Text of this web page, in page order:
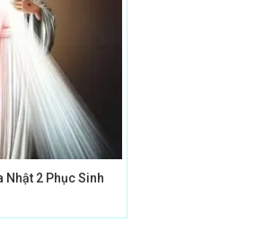
Nhật 2 Phục Sinh